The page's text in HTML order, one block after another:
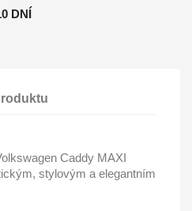
DNÍ
Caddy MAXI
stylovým a elegantním